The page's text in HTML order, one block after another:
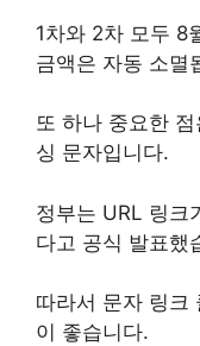
1차와 2차 모두 8
금액은 자동 소멸
또 하나 중요한
싱 문자입니다.
정부는 URL 링크
다고 공식 발표했
따라서 문자 링크
이 좋습니다.